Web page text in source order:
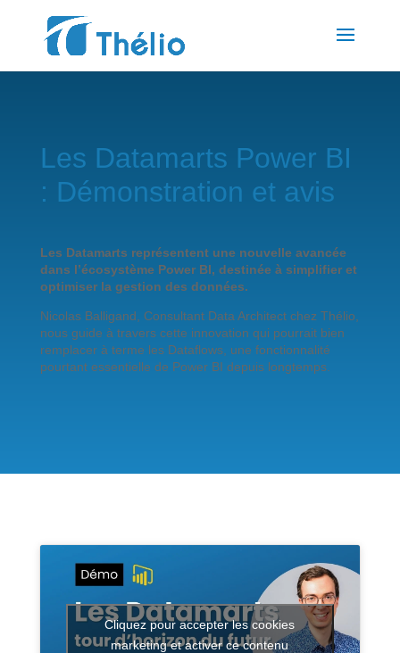
Les Datamarts Power BI
: Démonstration et avis
Les Datamarts représentent une nouvelle avancée
dans l’écosystème Power BI, destinée à simplifier et
optimiser la gestion des données.
Nicolas Balligand, Consultant Data Architect chez Thélio,
nous guide à travers cette innovation qui pourrait bien
remplacer à terme les Dataflows, une fonctionnalité
pourtant essentielle de Power BI depuis longtemps.
Cliquez pour accepter les cookies
marketing et activer ce contenu